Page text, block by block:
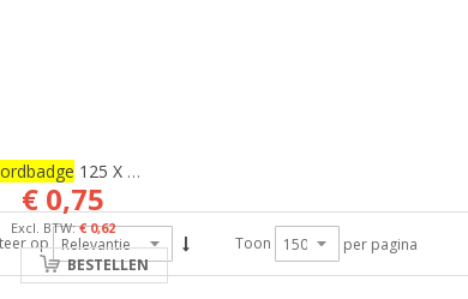
125 X 135 Mm
€ 0,75
€ 0,62
BESTELLEN
op Toon per pagina